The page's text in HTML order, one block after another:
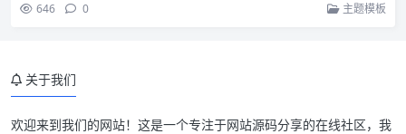
646 0 主题模板
关于我们
欢迎来到我们的网站！这是一个专注于网站源码分享的在线社区，我